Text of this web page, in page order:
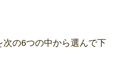
次の6つの中から選んで下